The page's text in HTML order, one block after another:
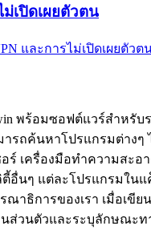
เปิดเผยตัวตน
และการไม่เปิดเผยตัวต
พร้อมซอฟต์แวร์สำหรับ
ารถค้นหาโปรแกรมต่างๆ
อร์ เครื่องมือทำความสะอ
อื่นๆ แต่ละโปรแกรมในแ
ณาธิการของเรา เมื่อเขีย
ส่วนตัวและระบุลักษณะท